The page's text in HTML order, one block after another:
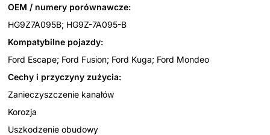
OEM / numery porównawcze:
HG9Z7A095B; HG9Z-7A095-B
Kompatybilne pojazdy:
Ford Escape; Ford Fusion; Ford Kuga; Ford Mondeo
Cechy i przyczyny zużycia:
Zanieczyszczenie kanałów
Korozja
Uszkodzenie obudowy